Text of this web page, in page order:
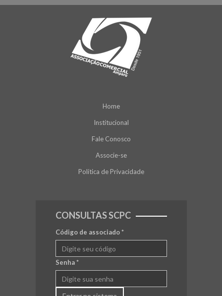
Home
Institucional
Fale Conosco
Associe-se
Política de Privacidade
CONSULTAS SCPC
Código de associado*
Senha*